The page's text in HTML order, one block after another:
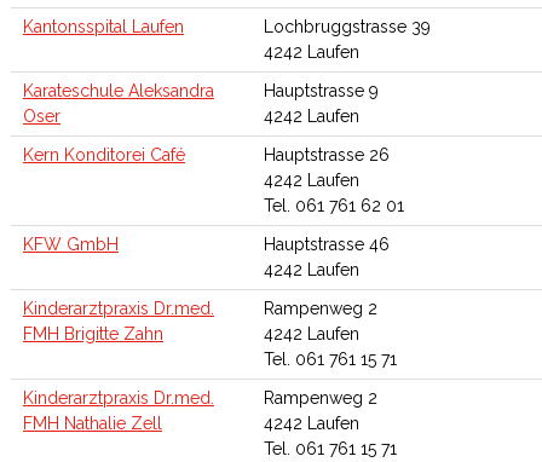
Kantonsspital Laufen
Lochbruggstrasse 39
4242 Laufen
Karateschule Aleksandra
Oser
Hauptstrasse 9
4242 Laufen
Kern Konditorei Café
Hauptstrasse 26
4242 Laufen
Tel. 061 761 62 01
KFW GmbH
Hauptstrasse 46
4242 Laufen
Kinderarztpraxis Dr.med.
FMH Brigitte Zahn
Rampenweg 2
4242 Laufen
Tel. 061 761 15 71
Kinderarztpraxis Dr.med.
FMH Nathalie Zell
Rampenweg 2
4242 Laufen
Tel. 061 761 15 71